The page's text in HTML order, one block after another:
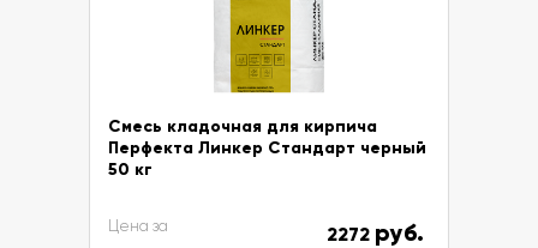
Смесь кладочная для кирпича
Перфекта Линкер Стандарт черный
50 кг
Цена за 2272 руб.